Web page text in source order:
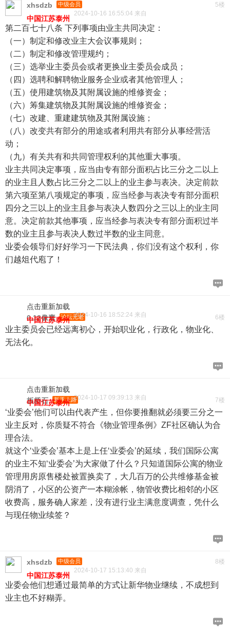
5楼
xhsdzb 中级会员
2024-10-16 16:55:04 来自
中国江苏泰州
第二百七十八条 下列事项由业主共同决定：
（一）制定和修改业主大会议事规则；
（二）制定和修改管理规约；
（三）选举业主委员会或者更换业主委员会成员；
（四）选聘和解聘物业服务企业或者其他管理人；
（五）使用建筑物及其附属设施的维修资金；
（六）筹集建筑物及其附属设施的维修资金；
（七）改建、重建建筑物及其附属设施；
（八）改变共有部分的用途或者利用共有部分从事经营活
动；
（九）有关共有和共同管理权利的其他重大事项。
业主共同决定事项，应当由专有部分面积占比三分之二以上
的业主且人数占比三分之二以上的业主参与表决。决定前款
第六项至第八项规定的事项，应当经参与表决专有部分面积
四分之三以上的业主且参与表决人数四分之三以上的业主同
意。决定前款其他事项，应当经参与表决专有部分面积过半
数的业主且参与表决人数过半数的业主同意。
业委会领导们好好学习一下民法典，你们没有这个权利，你
们越俎代庖了！
点击重新加载
6楼
0.12像素 论坛元老2024-10-16 18:52:24 来自
中国江苏泰州
业主委员会已经远离初心，开始职业化，行政化，物业化、
无法化。
点击重新加载
7楼
板桥石 新手上路2024-10-17 09:39:13 来自
中国江苏泰州
‘业委会’他们可以由代表产生，但你要推翻就必须要三分之一
业主反对，你质疑不符合《物业管理条例》ZF社区确认为合
理合法。
就这个‘业委会’基本上是上任‘业委会’的延续，我们国际公寓
的业主不知‘业委会’为大家做了什么？只知道国际公寓的物业
管理用房原售楼处被置换卖了，大几百万的公共维修基金被
阴消了，小区的公资产一本糊涂帐，物管收费比相邻的小区
收费高，服务确人家差，没有进行业主满意度调查，凭什么
与现任物业续签？
8楼
xhsdzb 中级会员
2024-10-17 15:13:40 来自
中国江苏泰州
业委会他们想通过最简单的方式让新华物业继续，不成想到
业主也不好糊弄。